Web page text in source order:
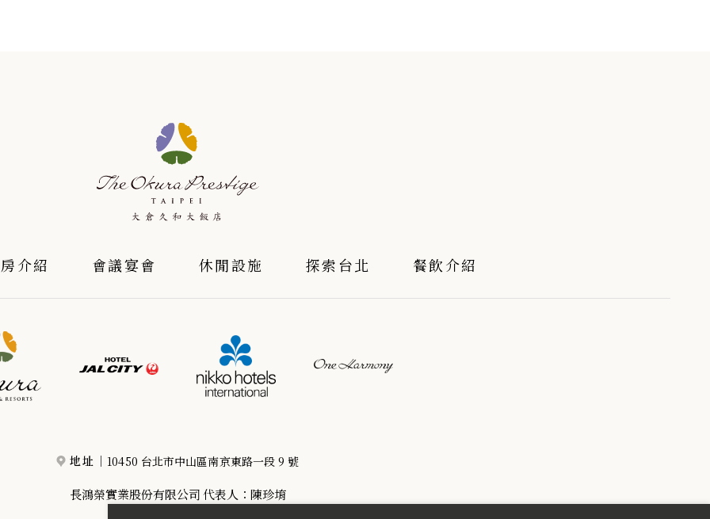
介紹 會議宴會 休閒設施 探索台北 餐飲介紹
地址｜ 10450 台北市中山區南京東路一段 9 號
長鴻榮實業股份有限公司 代表人：陳珍堉